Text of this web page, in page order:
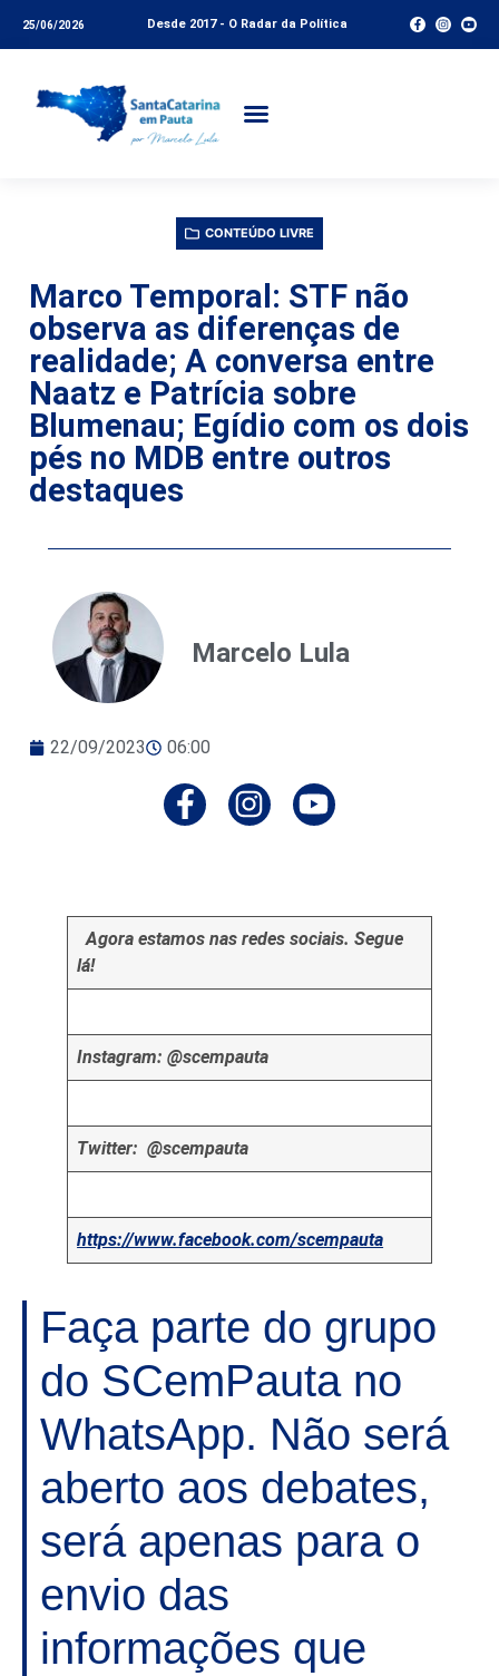
25/06/2026 Desde 2017 - O Radar da Política
CONTEÚDO LIVRE
Marco Temporal: STF não
observa as diferenças de
realidade; A conversa entre
Naatz e Patrícia sobre
Blumenau; Egídio com os dois
pés no MDB entre outros
destaques
Marcelo Lula
22/09/2023 06:00
Agora estamos nas redes sociais. Segue
lá!
Instagram: @scempauta
Twitter: @scempauta
https://www.facebook.com/scempauta
Faça parte do grupo
do SCemPauta no
WhatsApp. Não será
aberto aos debates,
será apenas para o
envio das
informações que